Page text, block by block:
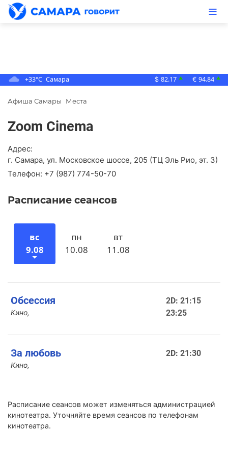
+33°C Самара $ 82.17 ▲ € 94.84 ▲
Афиша Самары Места
Zoom Cinema
Адрес:
г. Самара, ул. Московское шоссе, 205 (ТЦ Эль Рио, эт. 3)
Телефон: +7 (987) 774-50-70
Расписание сеансов
вс
9.08
пн
10.08
вт
11.08
Обсессия
Кино,
2D: 21:15
23:25
За любовь
Кино,
2D: 21:30
Расписание сеансов может изменяться администрацией
кинотеатра. Уточняйте время сеансов по телефонам
кинотеатра.